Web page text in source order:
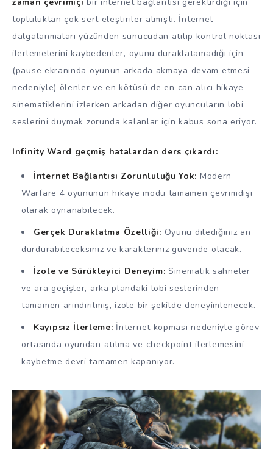
topluluktan çok sert eleştiriler almıştı. İnternet
dalgalanmaları yüzünden sunucudan atılıp kontrol noktası
ilerlemelerini kaybedenler, oyunu duraklatamadığı için
(pause ekranında oyunun arkada akmaya devam etmesi
nedeniyle) ölenler ve en kötüsü de en can alıcı hikaye
sinematiklerini izlerken arkadan diğer oyuncuların lobi
seslerini duymak zorunda kalanlar için kabus sona eriyor.
Infinity Ward geçmiş hatalardan ders çıkardı:
İnternet Bağlantısı Zorunluluğu Yok: Modern
Warfare 4 oyununun hikaye modu tamamen çevrimdışı
olarak oynanabilecek.
Gerçek Duraklatma Özelliği: Oyunu dilediğiniz an
durdurabileceksiniz ve karakteriniz güvende olacak.
İzole ve Sürükleyici Deneyim: Sinematik sahneler
ve ara geçişler, arka plandaki lobi seslerinden
tamamen arındırılmış, izole bir şekilde deneyimlenecek.
Kayıpsız İlerleme: İnternet kopması nedeniyle görev
ortasında oyundan atılma ve checkpoint ilerlemesini
kaybetme devri tamamen kapanıyor.